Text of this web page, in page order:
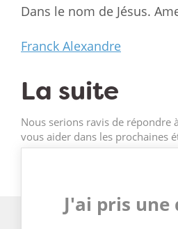
Dans le nom de Jésus.
Franck Alexandre
La suite
Nous serions ravis de répondre
vous aider dans les prochaines
J'ai pris une